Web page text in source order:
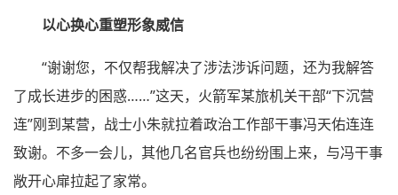
以心换心重塑形象威信
“谢谢您，不仅帮我解决了涉法涉诉问题，还为我解答
了成长进步的困惑……”这天，火箭军某旅机关干部“下沉营
连”刚到某营，战士小朱就拉着政治工作部干事冯天佑连连
致谢。不多一会儿，其他几名官兵也纷纷围上来，与冯干事
敞开心扉拉起了家常。